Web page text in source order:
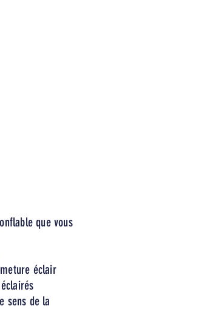
que vous
éclair
sens de la